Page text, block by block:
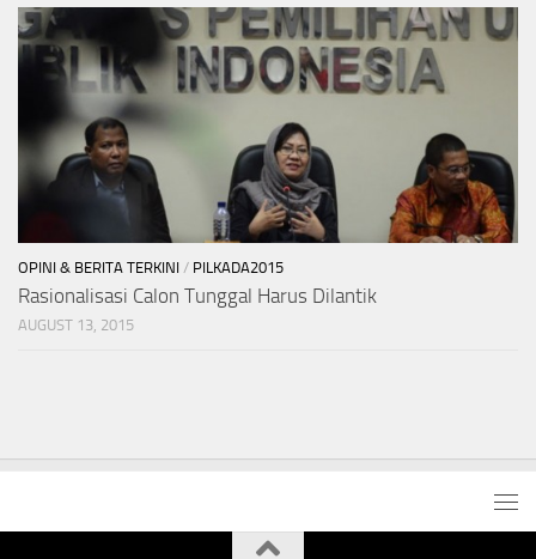
OPINI & BERITA TERKINI / PILKADA2015
Rasionalisasi Calon Tunggal Harus Dilantik
AUGUST 13, 2015